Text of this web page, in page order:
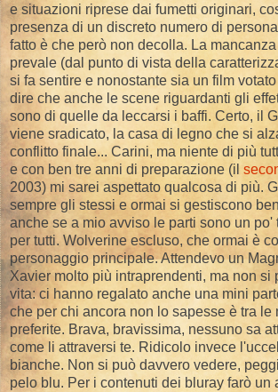
e situazioni riprese dai fumetti originari,
presenza di un discreto numero di
fatto è che però non decolla. La
prevale (dal punto di vista della
si fa sentire e nonostante sia un film
dire che anche le scene riguardanti gli
sono di quelle da leccarsi i baffi. Certo, il
viene sradicato, la casa di legno che si
conflitto finale... Carini, ma niente di più
e con ben tre anni di preparazione (il
2003) mi sarei aspettato qualcosa di più.
sempre gli stessi e ormai si gestiscono
anche se a mio avviso le parti sono un po'
per tutti. Wolverine escluso, che ormai è
personaggio principale. Attendevo un
Xavier molto più intraprendenti, ma non si
vita: ci hanno regalato anche una mini
che per chi ancora non lo sapesse è tra le
preferite. Brava, bravissima, nessuno sa
come li attraversi te. Ridicolo invece
bianche. Non si può davvero vedere,
pelo blu. Per i contenuti dei bluray farò un